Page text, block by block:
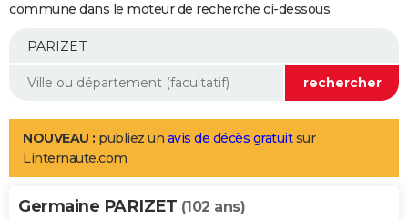
Essais
Réserver un essai
Citadines
Berlines
SUV
Forum auto
+
Mobiles
Meilleur smartphone
Internet
Ordinateurs
Jeux vidéo
Guide high-tech
Aménagement intérieur
LIFESTYLE
Art de vivre
Bien-être
Loisirs
Mode
Modes de vie
Alimentation
Guide de la santé
Maladies
Médicaments
Sommeil
VOYAGE
commune dans le moteur de recherche ci-dessous.
NOUVEAU : publiez un avis de décès gratuitsur
Linternaute.com
Germaine PARIZET (102 ans)